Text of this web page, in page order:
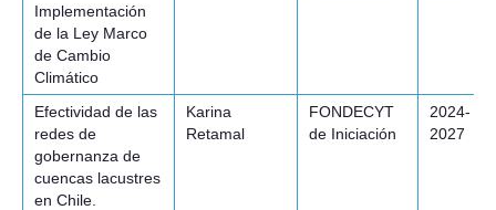
Implementación
de la Ley Marco
de Cambio
Climático
Efectividad de las
redes de
gobernanza de
cuencas lacustres
en Chile.
Karina
Retamal
FONDECYT
de Iniciación
2024-
2027